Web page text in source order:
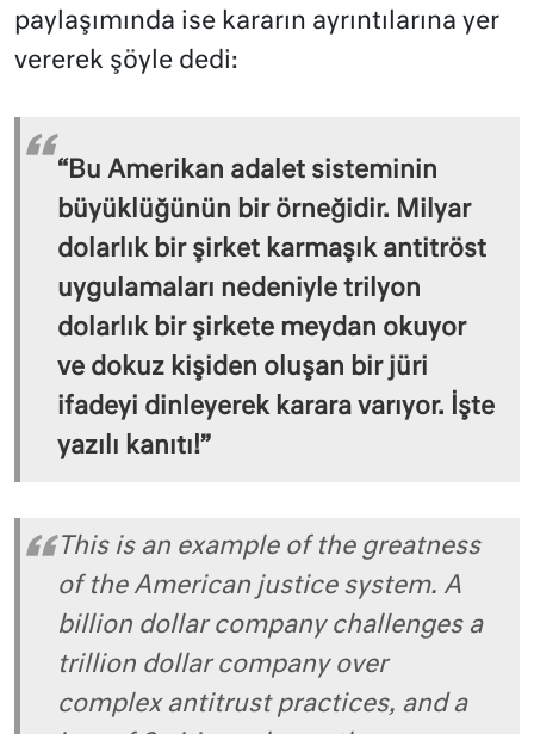
paylaşımında ise kararın ayrıntılarına yer
vererek şöyle dedi:
“Bu Amerikan adalet sisteminin
büyüklüğünün bir örneğidir. Milyar
dolarlık bir şirket karmaşık antitröst
uygulamaları nedeniyle trilyon
dolarlık bir şirkete meydan okuyor
ve dokuz kişiden oluşan bir jüri
ifadeyi dinleyerek karara varıyor. İşte
yazılı kanıtı!”
This is an example of the greatness
of the American justice system. A
billion dollar company challenges a
trillion dollar company over
complex antitrust practices, and a